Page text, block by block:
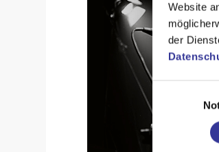
Website
der